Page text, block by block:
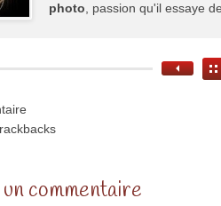
photo , passion qu'il essaye
commentaire